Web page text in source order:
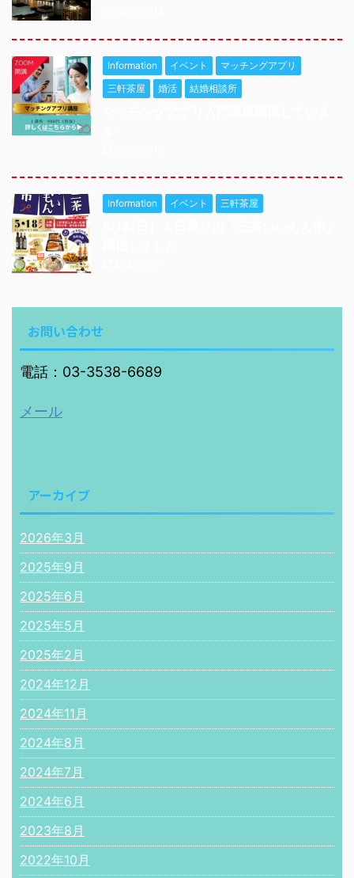
Information イベント
マッチングアプリ
三軒茶屋
婚活 結婚相談所
Information イベント 三軒茶屋
お問い合わせ
電話：03-3538-6689
メール
アーカイブ
2026年3月
2025年9月
2025年6月
2025年5月
2025年2月
2024年12月
2024年11月
2024年8月
2024年7月
2024年6月
2023年8月
2022年10月